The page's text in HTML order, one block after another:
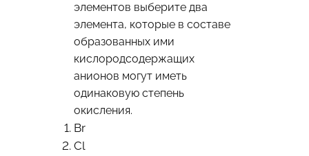
элементов выберите два
элемента, которые в составе
образованных ими
кислородсодержащих
анионов могут иметь
одинаковую степень
окисления.
Br
Cl